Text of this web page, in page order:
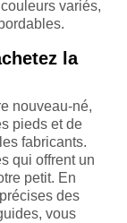
variés,
la
nouveau-né,
pieds et de
fabricants.
qui offrent un
petit. En
des
vous